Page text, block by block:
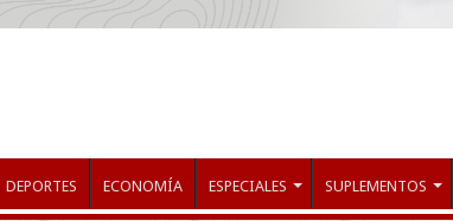
DEPORTES ECONOMÍA ESPECIALES SUPLEMENTOS